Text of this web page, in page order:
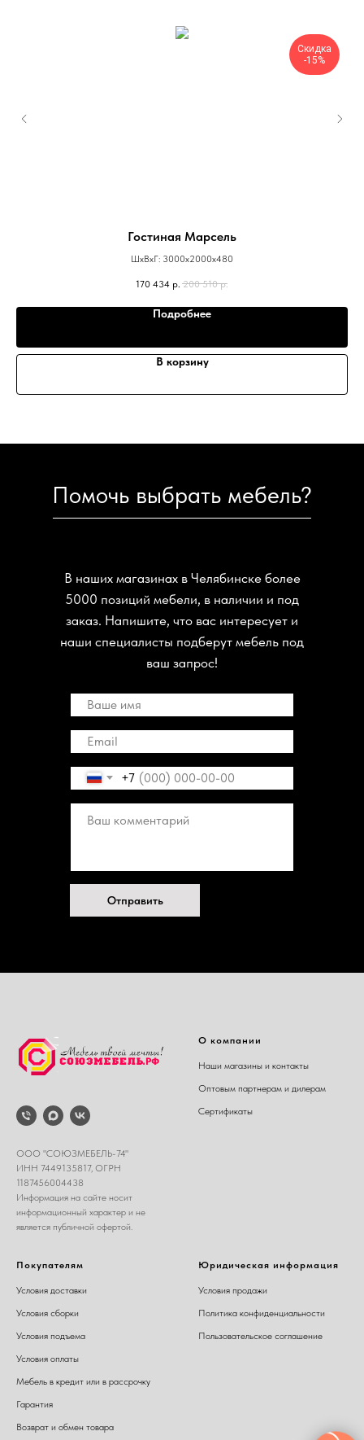
Скидка
-15%
Гостиная Марсель
ШхВхГ: 3000х2000х480
170 434 р. 200 510 р.
Подробнее
В корзину
Помочь выбрать мебель?
+7
Отправить
В наших магазинах в Челябинске более
5000 позиций мебели, в наличии и под
заказ. Напишите, что вас интересует и
наши специалисты подберут мебель под
ваш запрос!
ООО "СОЮЗМЕБЕЛЬ-74"
ИНН 7449135817, ОГРН
1187456004438
Информация на сайте носит
информационный характер и не
является публичной офертой.
О компании
Наши магазины и контакты
Оптовым партнерам и дилерам
Сертификаты
Покупателям
Условия доставки
Условия сборки
Условия подъема
Условия оплаты
Мебель в кредит или в рассрочку
Гарантия
Возврат и обмен товара
Юридическая информация
Условия продажи
Политика конфиденциальности
Пользовательское соглашение